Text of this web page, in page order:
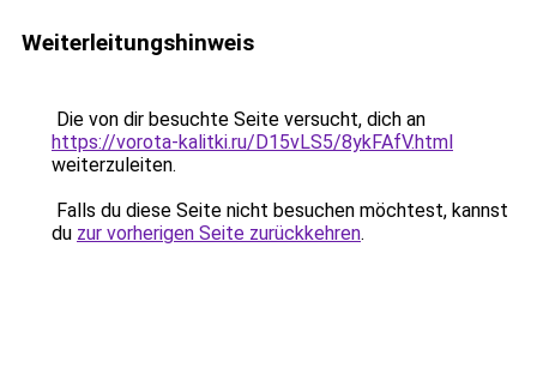
Weiterleitungshinweis
Die von dir besuchte Seite versucht, dich an
https://vorota-kalitki.ru/D15vLS5/8ykFAfV.html
weiterzuleiten.
Falls du diese Seite nicht besuchen möchtest, kannst
du zur vorherigen Seite zurückkehren.